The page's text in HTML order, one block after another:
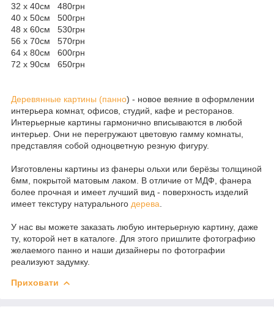
32 x 40см 480грн
40 x 50см 500грн
48 x 60см 530грн
56 x 70см 570грн
64 x 80см 600грн
72 x 90см 650грн
Деревянные картины (панно) - новое веяние в оформлении
интерьера комнат, офисов, студий, кафе и ресторанов.
Интерьерные картины гармонично вписываются в любой
интерьер. Они не перегружают цветовую гамму комнаты,
представляя собой одноцветную резную фигуру.
Изготовлены картины из фанеры ольхи или берёзы толщиной
6мм, покрытой матовым лаком. В отличие от МДФ, фанера
более прочная и имеет лучший вид - поверхность изделий
имеет текстуру натурального дерева
У нас вы можете заказать любую интерьерную картину, даже
ту, которой нет в каталоге. Для этого пришлите фотографию
желаемого панно и наши дизайнеры по фотографии
реализуют задумку.
Приховати